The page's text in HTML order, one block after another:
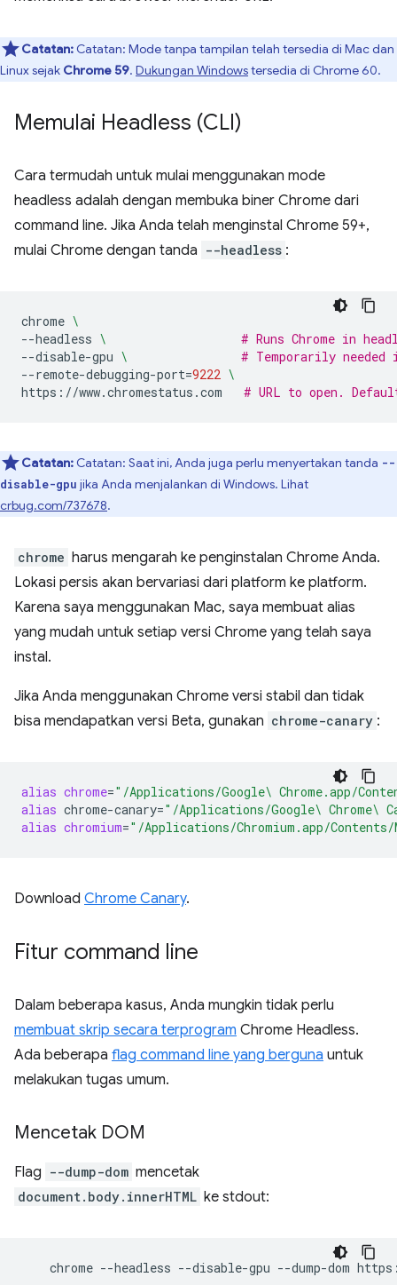
Catatan: Catatan: Mode tanpa tampilan telah tersedia di Mac dan
Linux sejak Chrome 59. Dukungan Windowstersedia di Chrome 60.
Memulai Headless (CLI)
Cara termudah untuk mulai menggunakan mode
headless adalah dengan membuka biner Chrome dari
command line. Jika Anda telah menginstal Chrome 59+,
mulai Chrome dengan tanda --headless :
chrome \
--headless \
# Runs Chrome in
--disable-gpu \
# Temporarily needed
--remote-debugging-port=9222 \
https://www.chromestatus.com
# URL to open.
Catatan: Catatan: Saat ini, Anda juga perlu menyertakan tanda --
disable-gpu jika Anda menjalankan di Windows. Lihat
crbug.com/737678.
chrome harus mengarah ke penginstalan Chrome Anda.
Lokasi persis akan bervariasi dari platform ke platform.
Karena saya menggunakan Mac, saya membuat alias
yang mudah untuk setiap versi Chrome yang telah saya
instal.
Jika Anda menggunakan Chrome versi stabil dan tidak
bisa mendapatkan versi Beta, gunakan chrome-canary :
alias chrome="/Applications/Google\ Chrome.app/
alias chrome-canary="/Applications/Google\ Chrome\
alias chromium="/Applications/Chromium.app/Contents/
Download Chrome Canary.
Fitur command line
Dalam beberapa kasus, Anda mungkin tidak perlu
membuat skrip secara terprogram Chrome Headless.
Ada beberapa flag command line yang berguna untuk
melakukan tugas umum.
Mencetak DOM
Flag --dump-dom mencetak
document.body.innerHTML ke stdout:
chrome --headless --disable-gpu --dump-dom